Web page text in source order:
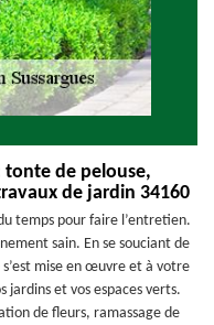
tonte de pelouse,
de jardin 34160
temps pour faire l’entretien.
sain. En se souciant de
mise en œuvre et à votre
et vos espaces verts.
de fleurs, ramassage de